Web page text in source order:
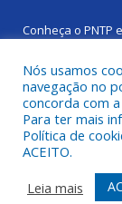
Conheça o PNTP
Todos os
Mapa do Site
Nós usamos
navegação no
concorda com
Para ter mais
Política de
ACEITO.
Leia mais